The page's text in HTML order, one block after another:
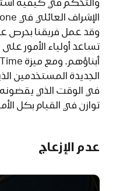
وقد عمل فريقنا بحرص
تساعد أولياء الأمور
الجديدة المستخدمين
في الوقت الذي
توازن في القيام بكل
عدم الإزعاج